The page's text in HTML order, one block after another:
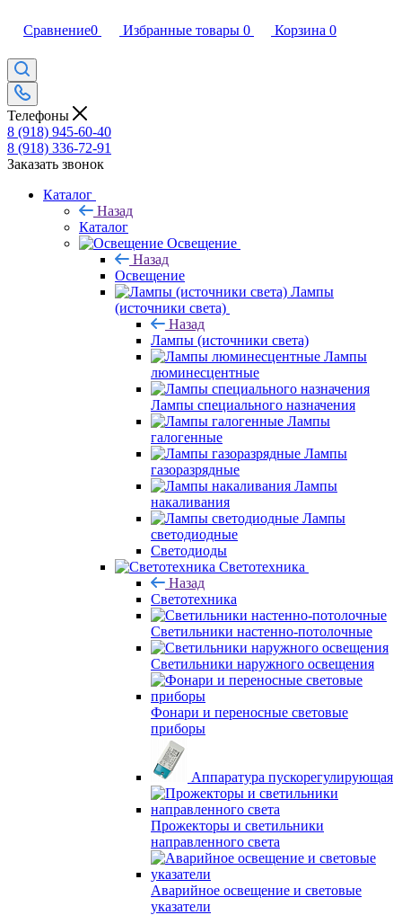
Сравнение0 Избранные товары 0 Корзина 0
Телефоны
8 (918) 945-60-40
8 (918) 336-72-91
Заказать звонок
Каталог
Назад
Каталог
Освещение
Назад
Освещение
Лампы
(источники света)
Назад
Лампы (источники света)
Лампы
люминесцентные
Лампы специального назначения
Лампы
галогенные
Лампы
газоразрядные
Лампы
накаливания
Лампы
светодиодные
Светодиоды
Светотехника
Назад
Светотехника
Светильники настенно-потолочные
Светильники наружного освещения
Фонари и переносные световые
приборы
Аппаратура пускорегулирующая
Прожекторы и светильники
направленного света
Аварийное освещение и световые
указатели